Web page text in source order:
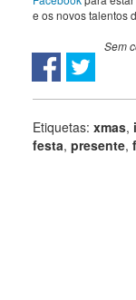
e os novos talentos
Sem
Etiquetas: xmas,
festa, presente,